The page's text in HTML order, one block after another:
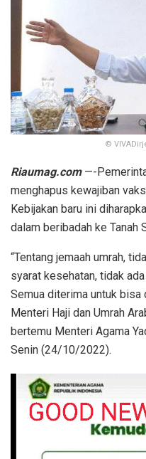
©
Riaumag.com—-
menghapus kewajiban
Kebijakan baru ini
dalam beribadah ke Tanah
“Tentang jemaah umrah,
syarat kesehatan, tidak
Semua diterima untuk bisa
Menteri Haji dan Umrah
bertemu Menteri Agama
Senin (24/10/2022).